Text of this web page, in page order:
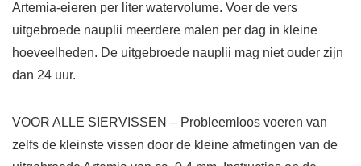
Artemia-eieren per liter watervolume. Voer de vers
uitgebroede nauplii meerdere malen per dag in kleine
hoeveelheden. De uitgebroede nauplii mag niet ouder zijn
dan 24 uur.
VOOR ALLE SIERVISSEN – Probleemloos voeren van
zelfs de kleinste vissen door de kleine afmetingen van de